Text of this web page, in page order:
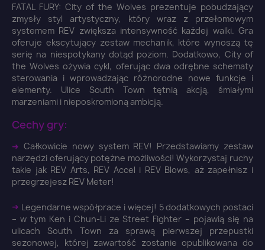
FATAL FURY: City of the Wolves prezentuje pobudzający
zmysły styl artystyczny, który wraz z przełomowym
systemem REV zwiększa intensywność każdej walki. Gra
oferuje ekscytujący zestaw mechanik, które wynoszą tę
serię na niespotykany dotąd poziom. Dodatkowo, City of
the Wolves ożywia cykl, oferując dwa odrębne schematy
sterowania i wprowadzając różnorodne nowe funkcje i
elementy. Ulice South Town tętnią akcją, śmiałymi
marzeniami i nieposkromioną ambicją.
Cechy gry:
➜ Całkowicie nowy system REV! Przedstawiamy zestaw
narzędzi oferujący potężne możliwości! Wykorzystaj ruchy
takie jak REV Arts, REV Accel i REV Blows, aż zapełnisz i
przegrzejesz REV Meter!
➜ Legendarne współprace i więcej! 5 dodatkowych postaci
– w tym Ken i Chun-Li ze Street Fighter – pojawią się na
ulicach South Town za sprawą pierwszej przepustki
sezonowej, której zawartość zostanie opublikowana do